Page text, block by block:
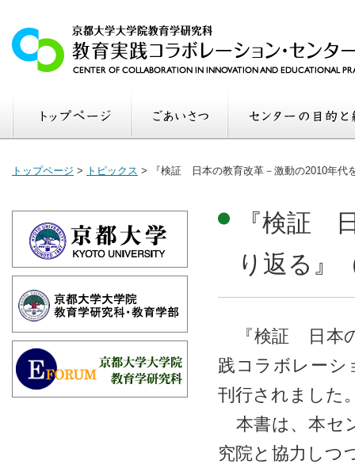
トップページ > トピックス > 『検証 日本の教育改革－激動の2010年代
『検証
り返る』
『検証 日本の
践コラ ボレーシ
刊行されました
本書は、本セ
究院と協力しつ